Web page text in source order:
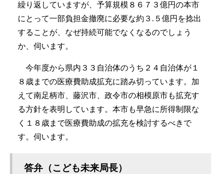
繰り返していますが、予算規模８６７３億円の本市
にとって一部負担金撤廃に必要な約３.５億円を捻出
することが、なぜ持続可能でなくなるのでしょう
か、伺います。
今年度から県内３３自治体のうち２４自治体が１
８歳までの医療費助成拡充に踏み切っています。加
えて南足柄市、藤沢市、政令市の相模原市も拡充す
る方針を表明しています。本市も早急に所得制限な
く１８歳まで医療費助成の拡充を検討するべきで
す。伺います。
答弁（こども未来局長）